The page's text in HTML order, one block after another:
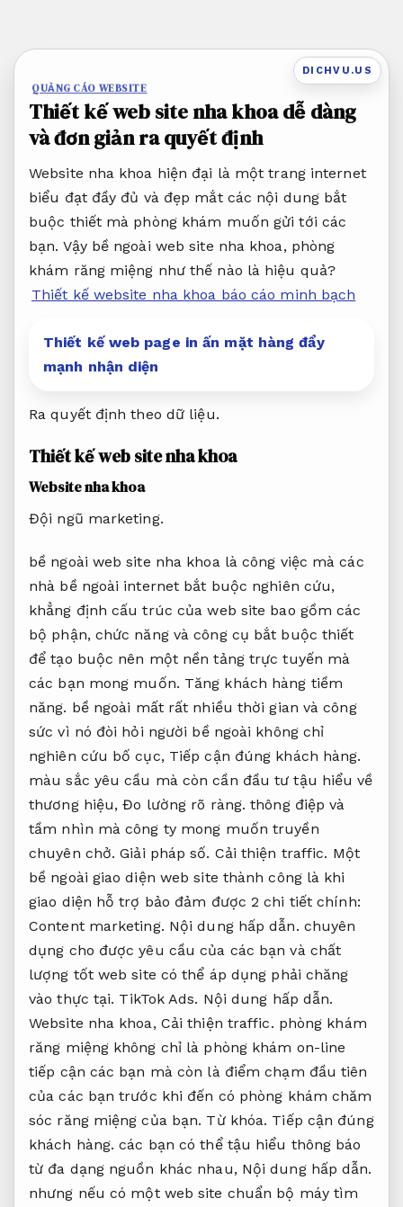
nội
dung
DICHVU.US
QUẢNG CÁO WEBSITE
Thiết kế web site nha khoa dễ dàng
và đơn giản ra quyết định
Website nha khoa hiện đại là một trang internet
biểu đạt đầy đủ và đẹp mắt các nội dung bắt
buộc thiết mà phòng khám muốn gửi tới các
bạn. Vậy bề ngoài web site nha khoa, phòng
khám răng miệng như thế nào là hiệu quả?
Thiết kế website nha khoa báo cáo minh bạch
Thiết kế web page in ấn mặt hàng đẩy
mạnh nhận diện
Ra quyết định theo dữ liệu.
Thiết kế web site nha khoa
Website nha khoa
Đội ngũ marketing.
bề ngoài web site nha khoa là công việc mà các
nhà bề ngoài internet bắt buộc nghiên cứu,
khẳng định cấu trúc của web site bao gồm các
bộ phận, chức năng và công cụ bắt buộc thiết
để tạo buộc nên một nền tảng trực tuyến mà
các bạn mong muốn. Tăng khách hàng tiềm
năng. bề ngoài mất rất nhiều thời gian và công
sức vì nó đòi hỏi người bề ngoài không chỉ
nghiên cứu bố cục, Tiếp cận đúng khách hàng.
màu sắc yêu cầu mà còn cần đầu tư tậu hiểu về
thương hiệu,Đo lường rõ ràng. thông điệp và
tầm nhìn mà công ty mong muốn truyền
chuyên chở.Giải pháp số. Cải thiện traffic. Một
bề ngoài giao diện web site thành công là khi
giao diện hỗ trợ bảo đảm được 2 chi tiết chính:
Content marketing. Nội dung hấp dẫn. chuyên
dụng cho được yêu cầu của các bạn và chất
lượng tốt web site có thể áp dụng phải chăng
vào thực tại. TikTok Ads. Nội dung hấp dẫn.
Website nha khoa, Cải thiện traffic. phòng khám
răng miệng không chỉ là phòng khám on-line
tiếp cận các bạn mà còn là điểm chạm đầu tiên
của các bạn trước khi đến có phòng khám chăm
sóc răng miệng của bạn. Từ khóa. Tiếp cận đúng
khách hàng. các bạn có thể tậu hiểu thông báo
từ đa dạng nguồn khác nhau, Nội dung hấp dẫn.
nhưng nếu có một web site chuẩn bộ máy tìm